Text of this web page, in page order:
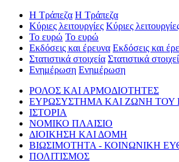
Η Τράπεζα Η Τράπεζα
Κύριες λειτουργίες Κύριες
Το ευρώ Το ευρώ
Εκδόσεις και έρευνα Εκδόσεις και
Στατιστικά στοιχεία Στατιστικά
Ενημέρωση Ενημέρωση
ΡΟΛΟΣ ΚΑΙ ΑΡΜΟΔΙΟΤΗΤΕΣ
ΕΥΡΩΣΥΣΤΗΜΑ ΚΑΙ ΖΩΝΗ ΤΟΥ
ΙΣΤΟΡΙΑ
ΝΟΜΙΚΟ ΠΛΑΙΣΙΟ
ΔΙΟΙΚΗΣΗ ΚΑΙ ΔΟΜΗ
ΒΙΩΣΙΜΟΤΗΤΑ - ΚΟΙΝΩΝΙΚΗ
ΠΟΛΙΤΙΣΜΟΣ